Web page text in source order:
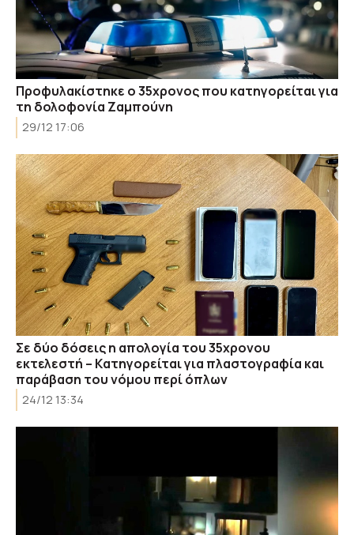
Προφυλακίστηκε ο 35χρονος που κατηγορείται για
τη δολοφονία Ζαμπούνη
29/12 17:06
Σε δύο δόσεις η απολογία του 35χρονου
εκτελεστή – Kατηγορείται για πλαστογραφία και
παράβαση του νόμου περί όπλων
24/12 13:34